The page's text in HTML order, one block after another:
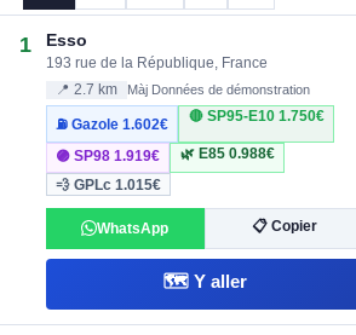
1 Esso
193 rue de la République, France
📍 2.7 km Màj Données de démonstration
⛽ Gazole1.602€
🔴 SP95-E10 1.750€
🟣 SP981.919€ 🌿 E85 0.988€
💨 GPLc1.015€
WhatsApp 📋 Copier
🗺️ Y aller